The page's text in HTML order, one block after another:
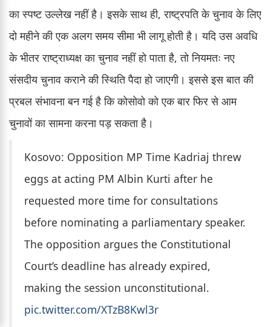
का स्पष्ट उल्लेख नहीं है। इसके साथ ही, राष्ट्रपति के चुनाव के लिए
दो महीने की एक अलग समय सीमा भी लागू होती है। यदि उस अवधि
के भीतर राष्ट्राध्यक्ष का चुनाव नहीं हो पाता है, तो नियमतः नए
संसदीय चुनाव कराने की स्थिति पैदा हो जाएगी। इससे इस बात की
प्रबल संभावना बन गई है कि कोसोवो को एक बार फिर से आम
चुनावों का सामना करना पड़ सकता है।
Kosovo: Opposition MP Time Kadriaj threw
eggs at acting PM Albin Kurti after he
requested more time for consultations
before nominating a parliamentary speaker.
The opposition argues the Constitutional
Court’s deadline has already expired,
making the session unconstitutional.
pic.twitter.com/XTzB8Kwl3r